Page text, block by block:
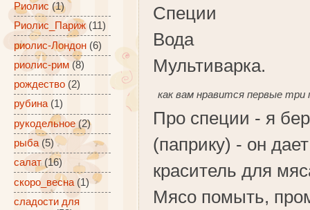
Специи
Вода
Мультиварка.
как вам нравится первые три
Про специи - я
(паприку) - он
краситель для
Мясо помыть,
Риолис (1)
Риолис_Париж (11)
риолис-Лондон (6)
риолис-рим (8)
рождество (2)
рубина (1)
рукодельное (2)
рыба (5)
салат (16)
скоро_весна (1)
сладости для